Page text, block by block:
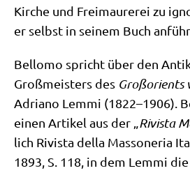
Kir­che und Frei­mau­re­rei zu
er selbst in sei­nem Buch
Bel­lo­mo spricht über den
Groß­mei­sters des Groß­ori­ents
Adria­no Lem­mi (1822–1906).
einen Arti­kel aus der „Rivi­sta
lich Rivi­sta del­la Massoneria
1893, S. 118, in dem Lem­mi